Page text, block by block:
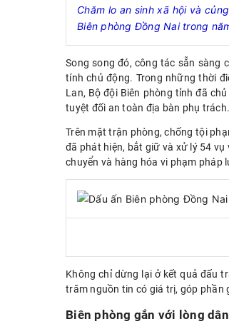
Chăm lo an sinh xã hội và
Biên phòng Đồng Nai trong
Song song đó, công tác sẵn sàng
tính chủ động. Trong những thời
Lan, Bộ đội Biên phòng tỉnh đã
tuyệt đối an toàn địa bàn phụ trách.
Trên mặt trận phòng, chống tội
đã phát hiện, bắt giữ và xử lý 54
chuyển và hàng hóa vi phạm pháp
Không chỉ dừng lại ở kết quả đấu
trăm nguồn tin có giá trị, góp
Biên phòng gắn với lòng